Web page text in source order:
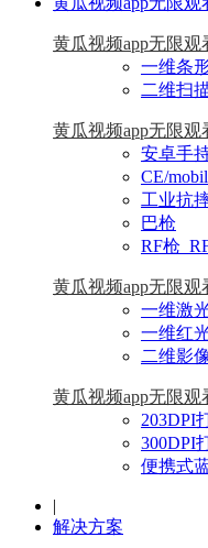
黄瓜视频app无限
一维条
二维扫
黄瓜视频app无限
安卓手
CE/
工业抗
巴枪
RF枪
黄瓜视频app无限
一维激
一维红
二维影
黄瓜视频app无限
203DPI
300DPI
便携式
|
解决方案